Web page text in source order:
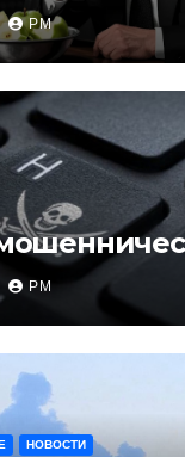
РМ
в
РМ
НОВОСТИ